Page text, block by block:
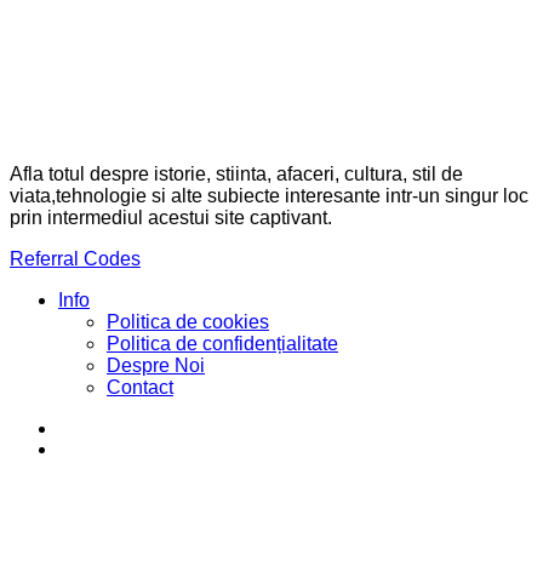
Afla totul despre istorie, stiinta, afaceri, cultura, stil de
viata,tehnologie si alte subiecte interesante intr-un singur loc
prin intermediul acestui site captivant.
Referral Codes
Info
Politica de cookies
Politica de confidențialitate
Despre Noi
Contact